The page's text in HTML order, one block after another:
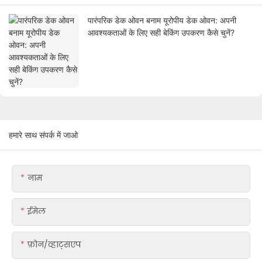
पारंपरिक डेक ओवन बनाम यूरोपीय डेक ओवन: अपनी
आवश्यकताओं के लिए सही बेकिंग उपकरण कैसे चुनें?
हमारे साथ संपर्क में जाओ
नाम
ईमेल
फ़ोन/व्हाट्सएप